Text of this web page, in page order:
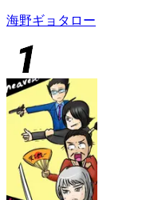
海野ギョタロー